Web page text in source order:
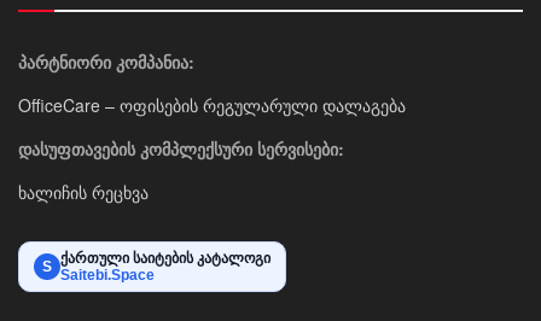
პარტნიორი კომპანია:
OfficeCare – ოფისების რეგულარული დალაგება
დასუფთავების კომპლექსური სერვისები:
ხალიჩის რეცხვა
S ქართული საიტების კატალოგი
Saitebi.Space